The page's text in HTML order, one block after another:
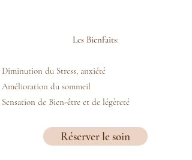
Les Bienfaits:
Diminution du Stress, anxiété
Amélioration du sommeil
Sensation de Bien-être et de légèreté
Réserver le soin